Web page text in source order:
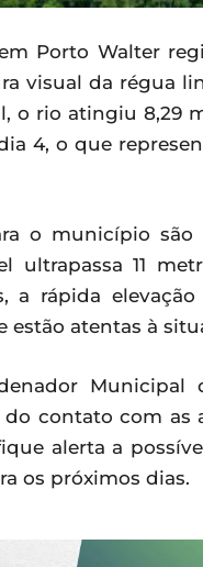
Porto Walter
visual da régua
o rio atingiu 8,29
4, o que
o município são
ultrapassa 11
a rápida
estão atentas à
contato com as
alerta a
os próximos dias.